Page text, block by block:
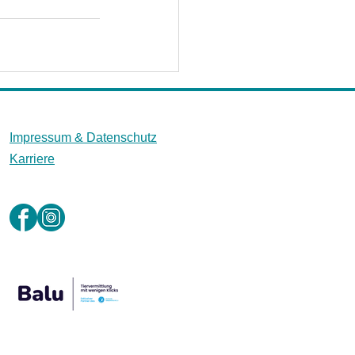
Impressum & Datenschutz
Karriere